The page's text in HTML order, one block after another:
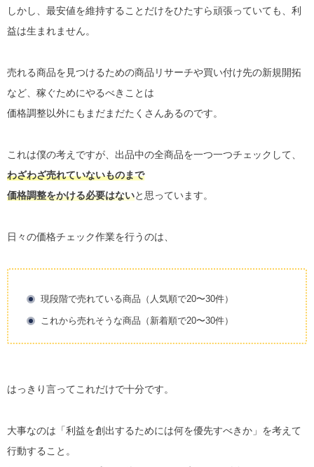
しかし、最安値を維持することだけをひたすら頑張っていても、利
益は生まれません。
売れる商品を見つけるための商品リサーチや買い付け先の新規開拓
など、稼ぐためにやるべきことは
価格調整以外にもまだまだたくさんあるのです。
これは僕の考えですが、出品中の全商品を一つ一つチェックして、
わざわざ売れていないものまで
価格調整をかける必要はないと思っています。
日々の価格チェック作業を行うのは、
現段階で売れている商品（人気順で20〜30件）
これから売れそうな商品（新着順で20〜30件）
はっきり言ってこれだけで十分です。
大事なのは「利益を創出するためには何を優先すべきか」を考えて
行動すること。